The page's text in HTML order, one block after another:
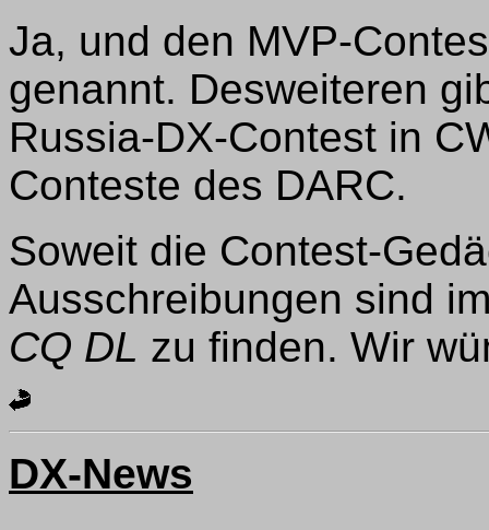
Ja, und den MVP-
genannt. Desweiteren
Russia-DX-Contest in
Conteste des DARC.
Soweit die Contest-
Ausschreibungen sind
CQ DL zu finden. Wir
DX-News